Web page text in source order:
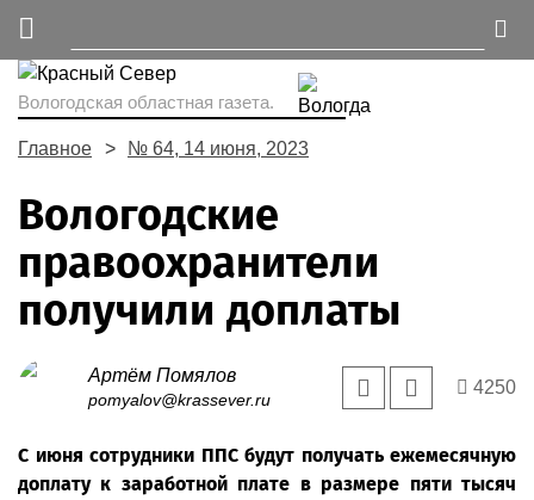
Вологодская областная газета.
Главное № 64, 14 июня, 2023
Вологодские
правоохранители
получили доплаты
Артём Помялов
pomyalov@krassever.ru
4250
С июня сотрудники ППС будут получать ежемесячную
доплату к заработной плате в размере пяти тысяч